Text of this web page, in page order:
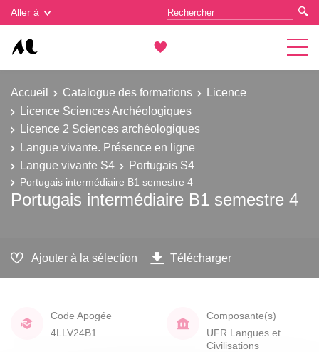
Aller à
Accueil Catalogue des formations
Licence
Licence Sciences Archéologiques
Licence 2 Sciences archéologiques
Langue vivante. Présence en ligne
Langue vivante S4
Portugais S4
Portugais intermédiaire B1 semestre 4
Portugais intermédiaire B1 semestre 4
Ajouter à la sélection Télécharger
Code Apogée
4LLV24B1
Composante(s)
UFR Langues et
Civilisations
Gestion des cookies